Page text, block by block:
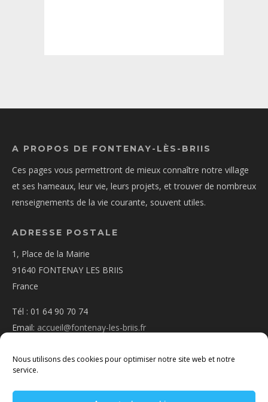
Nous utilisons des cookies pour optimiser notre site web et notre
service.
A PROPOS DE FONTENAY-LÈS-BRIIS
Ces pages vous permettront de mieux connaître notre village
et ses hameaux, leur vie, leurs projets, et trouver de nombreux
renseignements de la vie courante, souvent utiles.
ADRESSE POSTALE
1, Place de la Mairie
91640 FONTENAY LES BRIIS
France
Tél : 01 64 90 70 74
Email: accueil@fontenay-les-briis.fr